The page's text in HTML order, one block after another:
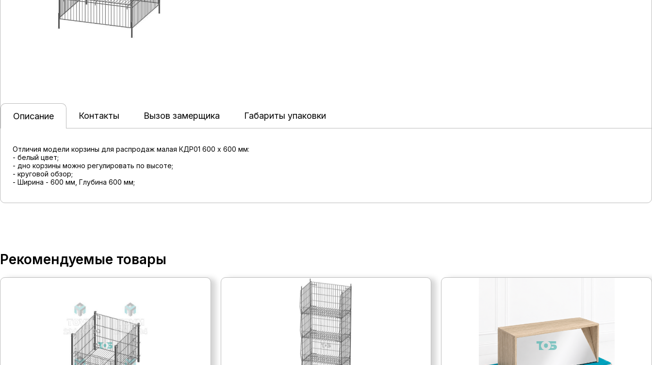
Описание Контакты Вызов замерщика Габариты упаковки
Отличия модели корзины для распродаж малая КДР01 600 х 600 мм:
- белый цвет;
- дно корзины можно регулировать по высоте;
- круговой обзор;
- Ширина - 600 мм, Глубина 600 мм;
Рекомендуемые товары